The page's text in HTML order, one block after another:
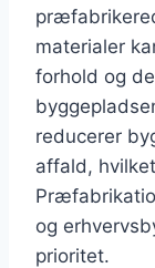
materialer
forhold og
reducerer
affald,
og
prioritet.